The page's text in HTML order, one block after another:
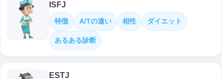
ISFJ
特徴 A/Tの違い 相性 ダイエット
あるある診断
ESTJ